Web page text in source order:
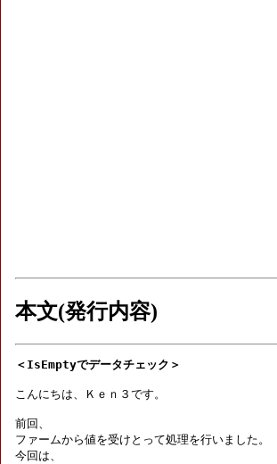
本文(発行内容)
＜IsEmptyでデータチェック＞
こんにちは、Ｋｅｎ３です。
前回、
ファームから値を受けとって処理を行いました。
今回は、